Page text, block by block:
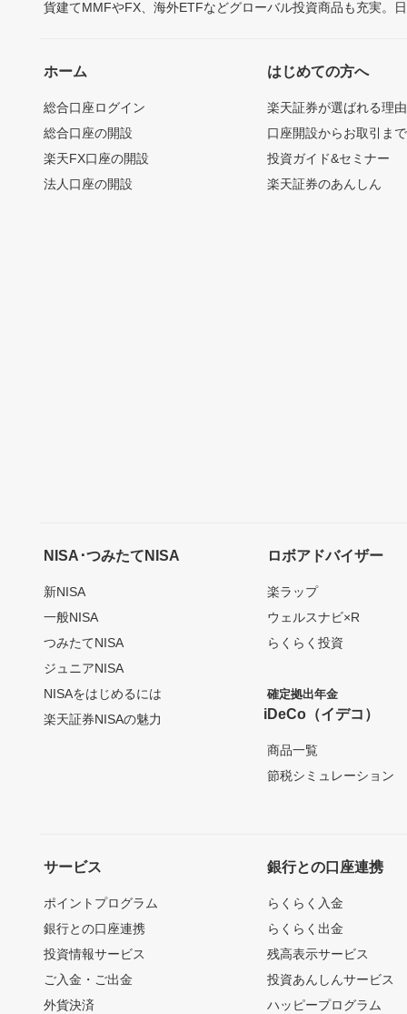
貨建てMMFやFX、海外ETFなどグローバル投資商品も充実。
ホーム
総合口座ログイン
総合口座の開設
楽天FX口座の開設
法人口座の開設
はじめての方へ
楽天証券が選ばれる理由
口座開設からお取引ま
投資ガイド&セミナー
楽天証券のあんしん
NISA･つみたてNISA
新NISA
一般NISA
つみたてNISA
ジュニアNISA
NISAをはじめるには
楽天証券NISAの魅力
ロボアドバイザー
楽ラップ
ウェルスナビ×R
らくらく投資
確定拠出年金
iDeCo（イデコ）
商品一覧
節税シミュレーション
サービス
ポイントプログラム
銀行との口座連携
投資情報サービス
ご入金・ご出金
外貨決済
銀行との口座連携
らくらく入金
らくらく出金
残高表示サービス
投資あんしんサービス
ハッピープログラム